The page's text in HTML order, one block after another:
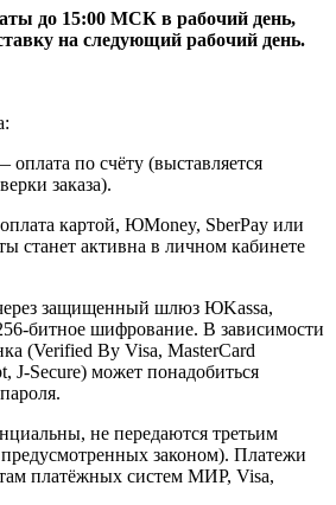
до 15:00 МСК в рабочий день,
на следующий рабочий день.
по счёту (выставляется
заказа).
картой, ЮMoney, SberPay или
станет активна в личном кабинете
защищенный шлюз ЮKassa,
битное шифрование. В зависимости
(Verified By Visa, MasterCard
J-Secure) может понадобиться
не передаются третьим
законом). Платежи
платёжных систем МИР, Visa,